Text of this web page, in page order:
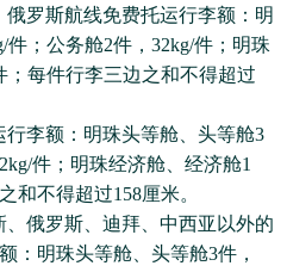
罗斯航线免费托运行李额：明
；公务舱2件，32kg/件；明珠
；每件行李三边之和不得超过
李额：明珠头等舱、头等舱3
件；明珠经济舱、经济舱1
和不得超过158厘米。
俄罗斯、迪拜、中西亚以外的
：明珠头等舱、头等舱3件，